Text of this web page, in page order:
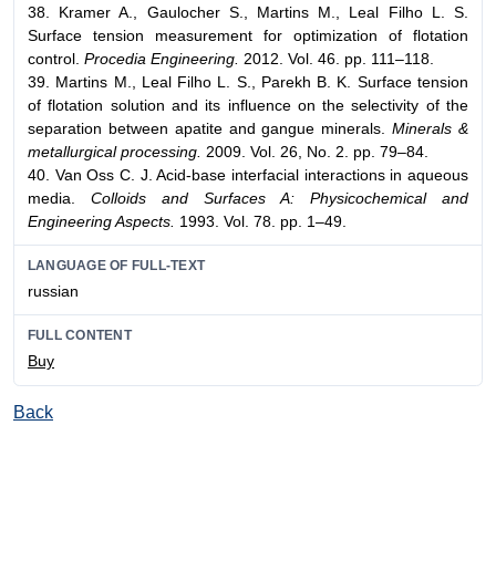
38. Kramer A., Gaulocher S., Martins M., Leal Filho L. S.
Surface tension measurement for optimization of flotation
control. Procedia Engineering. 2012. Vol. 46. pp. 111–118.
39. Martins M., Leal Filho L. S., Parekh B. K. Surface tension
of flotation solution and its influence on the selectivity of the
separation between apatite and gangue minerals.
Minerals &
metallurgical processing. 2009. Vol. 26, No. 2. pp. 79–84.
40. Van Oss C. J. Acid-base interfacial interactions in aqueous
media. Colloids and Surfaces A: Physicochemical and
Engineering Aspects. 1993. Vol. 78. pp. 1–49.
LANGUAGE OF FULL-TEXT
russian
FULL CONTENT
Buy
Back